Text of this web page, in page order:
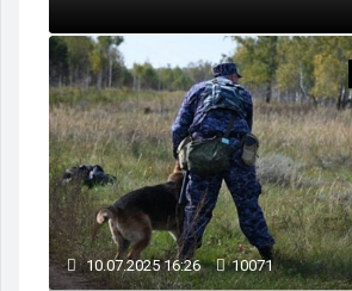
10.07.2025 16:26 10071